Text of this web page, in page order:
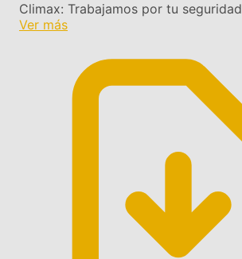
Climax: Trabajamos por tu seguridad
Ver más